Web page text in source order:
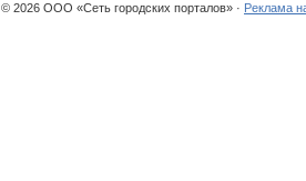
© 2026 ООО «Сеть городских порталов» · Реклама